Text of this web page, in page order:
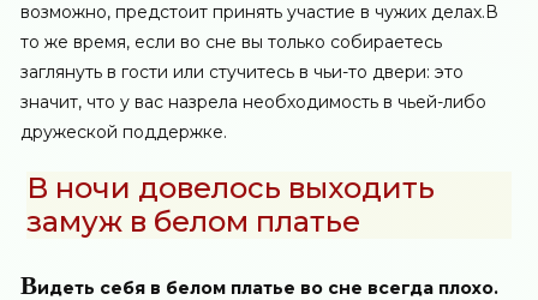
возможно, предстоит принять участие в чужих делах.В
то же время, если во сне вы только собираетесь
заглянуть в гости или стучитесь в чьи-то двери: это
значит, что у вас назрела необходимость в чьей-либо
дружеской поддержке.
В ночи довелось выходить
замуж в белом платье
Видеть себя в белом платье во сне всегда плохо.